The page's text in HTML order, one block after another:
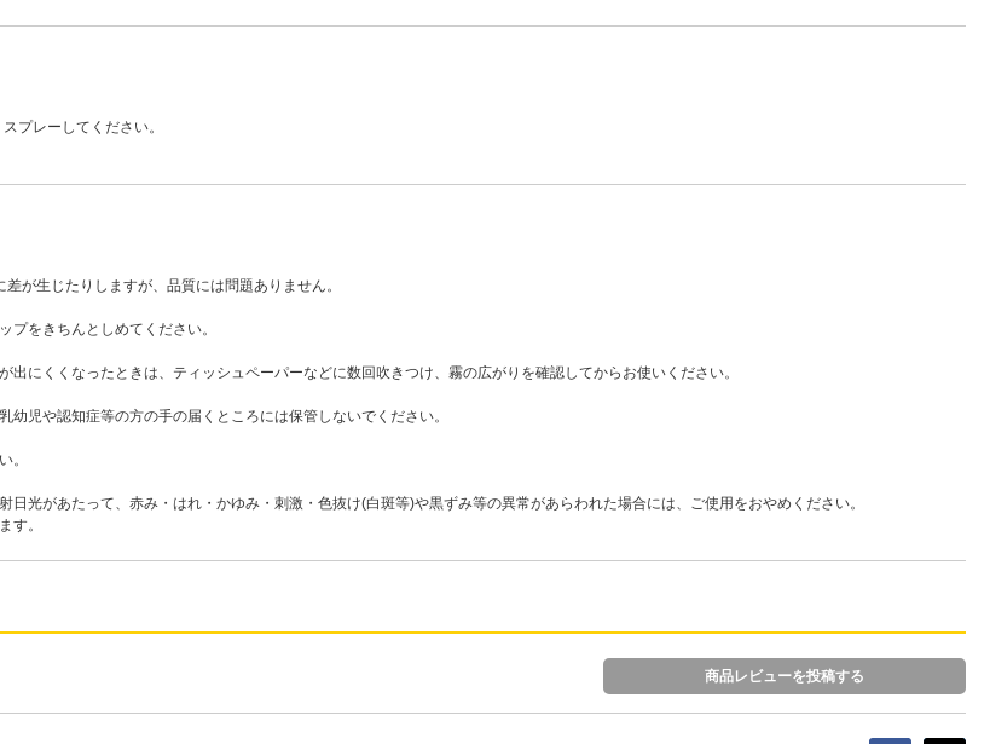
プレーしてください。
が生じたりしますが、品質には問題ありません。
プをきちんとしめてください。
出にくくなったときは、ティッシュペーパーなどに数回吹きつけ、霧の広がりを確認してからお使いください。
幼児や認知症等の方の手の届くところには保管しないでください。
。
日光があたって、赤み・はれ・かゆみ・刺激・色抜け(白斑等)や黒ずみ等の異常があらわれた場合には、ご使用をおやめください。
す。
商品レビューを投稿する